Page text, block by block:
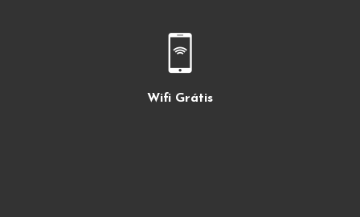
Wifi Grátis